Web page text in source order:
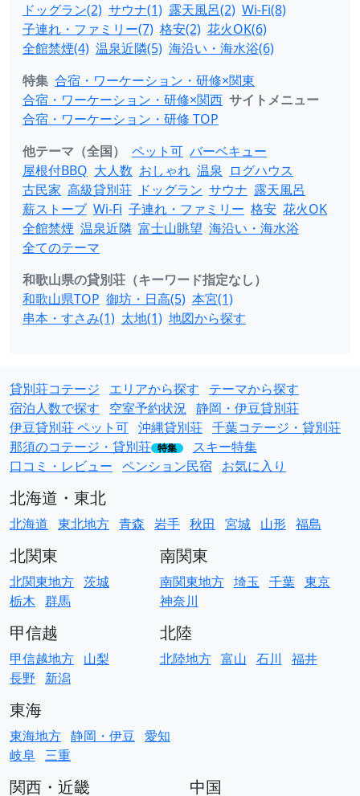
ドッグラン(2) サウナ(1) 露天風呂(2) Wi-Fi(8)
子連れ・ファミリー(7) 格安(2) 花火OK(6)
全館禁煙(4) 温泉近隣(5) 海沿い・海水浴(6)
特集 合宿・ワーケーション・研修×関東
合宿・ワーケーション・研修×関西 サイトメニュー
合宿・ワーケーション・研修 TOP
他テーマ（全国）
ペット可 バーベキュー
屋根付BBQ 大人数 おしゃれ 温泉 ログハウス
古民家 高級貸別荘 ドッグラン サウナ 露天風呂
薪ストーブ Wi-Fi 子連れ・ファミリー 格安 花火OK
全館禁煙 温泉近隣 富士山眺望 海沿い・海水浴
全てのテーマ
和歌山県の貸別荘（キーワード指定なし）
和歌山県TOP 御坊・日高(5) 本宮(1)
串本・すさみ(1) 太地(1) 地図から探す
貸別荘コテージ エリアから探す
テーマから探す
宿泊人数で探す
空室予約状況 静岡・伊豆貸別荘
伊豆貸別荘 ペット可 沖縄貸別荘 千葉コテージ・貸別荘
那須のコテージ・貸別荘 特集
スキー特集
口コミ・レビュー ペンション民宿 お気に入り
北海道・東北
北海道 東北地方 青森 岩手 秋田 宮城 山形 福島
北関東
北関東地方 茨城
栃木 群馬
南関東
南関東地方 埼玉 千葉 東京
神奈川
甲信越
甲信越地方 山梨
長野
新潟
北陸
北陸地方 富山 石川 福井
東海
東海地方 静岡・伊豆 愛知
岐阜 三重
関西・近畿 中国